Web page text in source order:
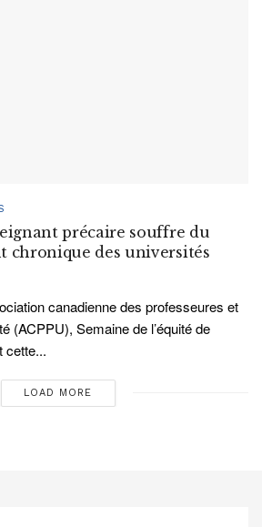
précaire souffre du
chronique des universités
canadienne des professeures et
(ACPPU), Semaine de l’équité de
cette...
LOAD MORE